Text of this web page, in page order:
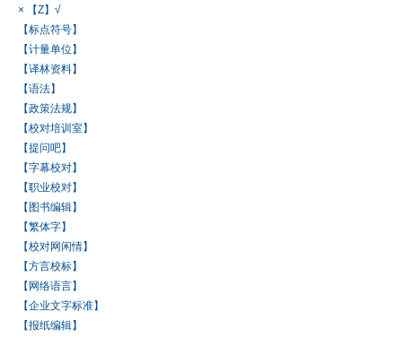
× 【Z】√
【标点符号】
【计量单位】
【译林资料】
【语法】
【政策法规】
【校对培训室】
【提问吧】
【字幕校对】
【职业校对】
【图书编辑】
【繁体字】
【校对网闲情】
【方言校标】
【网络语言】
【企业文字标准】
【报纸编辑】